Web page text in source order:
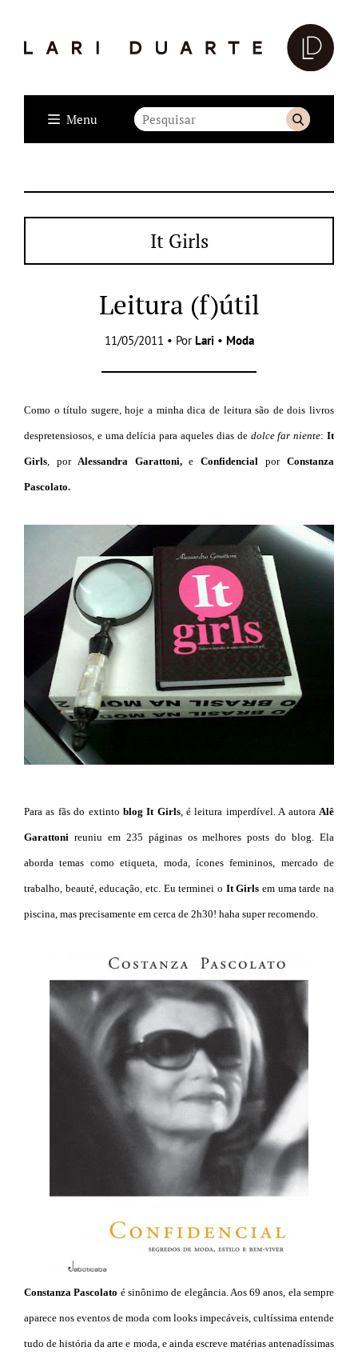
Menu
It Girls
Leitura (f)útil
11/05/2011 • Por Lari • Moda
Como o título sugere, hoje a minha dica de leitura são de dois livros
despretensiosos, e uma delícia para aqueles dias de dolce far niente:It
Girls , porAlessandra Garattoni,eConfidencialporConstanza
Pascolato.
Para as fãs do extinto blog It Girls, é leitura imperdível. A autora Alê
Garattoni reuniu em 235 páginas os melhores posts do blog. Ela
aborda temas como etiqueta, moda, ícones femininos, mercado de
trabalho, beauté, educação, etc. Eu terminei o It Girls em uma tarde na
piscina, mas precisamente em cerca de 2h30! haha super recomendo.
Constanza Pascolato é sinônimo de elegância. Aos 69 anos, ela sempre
aparece nos eventos de moda com looks impecáveis, cultíssima entende
tudo de história da arte e moda, e ainda escreve matérias antenadíssimas